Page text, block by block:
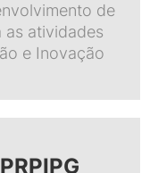
de
as atividades
e Inovação